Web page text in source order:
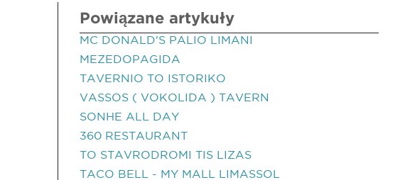
Powiązane artykuły
MC DONALD'S PALIO LIMANI
MEZEDOPAGIDA
TAVERNIO TO ISTORIKO
VASSOS ( VOKOLIDA ) TAVERN
SONHE ALL DAY
360 RESTAURANT
TO STAVRODROMI TIS LIZAS
TACO BELL - MY MALL LIMASSOL